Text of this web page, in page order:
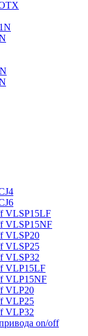
VLSP15LF
VLSP15NF
VLSP20
VLSP25
VLSP32
VLP15LF
VLP15NF
VLP20
VLP25
VLP32
on/off